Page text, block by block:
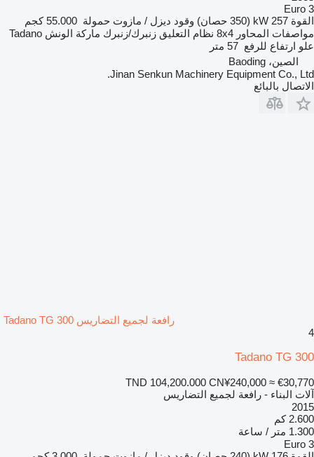
Euro 3
القوة 257 kW (350 حصان) وقود ديزل / مازوت حمولة 55.000 كجم
مواصفات المحاور 8x4 نظام التعليق زنبرك/زنبرك ماركة الونش Tadano
علو ارتفاع للرفع 57 متر
الصين، Baoding
Jinan Senkun Machinery Equipment Co., Ltd.
الاتصال بالبائع
رافعة لجميع التضاريس Tadano TG 300
4
Tadano TG 300
TND 104,200.000 CN¥240,000 ≈ €30,770
آلات البناء - رافعة لجميع التضاريس
2015
2.600 كم
1.300 متر / ساعة
Euro 3